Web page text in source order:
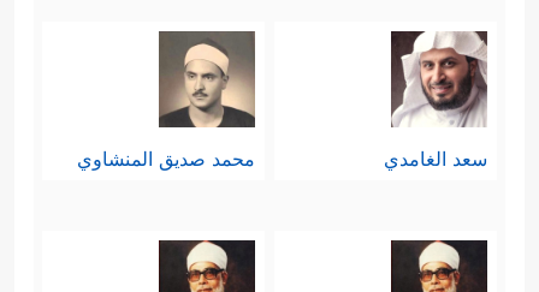
سعد الغامدي محمد صديق المنشاوي